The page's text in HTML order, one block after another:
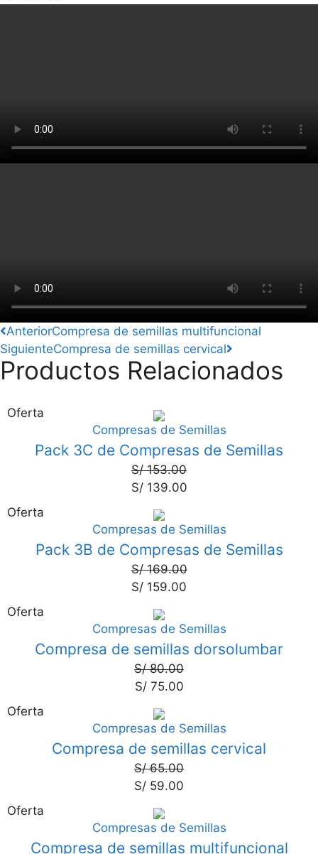
AnteriorCompresa de semillas multifuncional
SiguienteCompresa de semillas cervical
Productos Relacionados
Oferta
Compresas de Semillas
Pack 3C de Compresas de Semillas
S/153.00
S/139.00
Oferta
Compresas de Semillas
Pack 3B de Compresas de Semillas
S/169.00
S/ 159.00
Oferta
Compresas de Semillas
Compresa de semillas dorsolumbar
S/80.00
S/75.00
Oferta
Compresas de Semillas
Compresa de semillas cervical
S/65.00
S/ 59.00
Oferta
Compresas de Semillas
Compresa de semillas multifuncional